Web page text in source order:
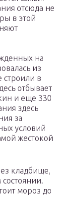
отсюда не
в этой
на
из
строили в
отбывает
и еще 330
здесь
за
условий
жестокой
кладбище,
мороз до